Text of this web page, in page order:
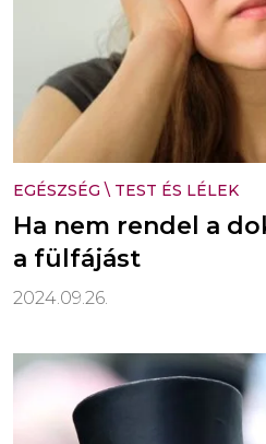
EGÉSZSÉG \ TEST ÉS LÉLEK
Ha nem rendel a
a fülfájást
2024.09.26.